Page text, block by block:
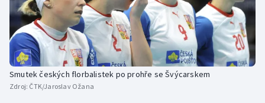
Smutek českých florbalistek po prohře se Švýcarskem
Zdroj: ČTK/Jaroslav Ožana